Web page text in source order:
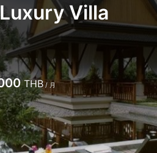
Villa
THB / 月